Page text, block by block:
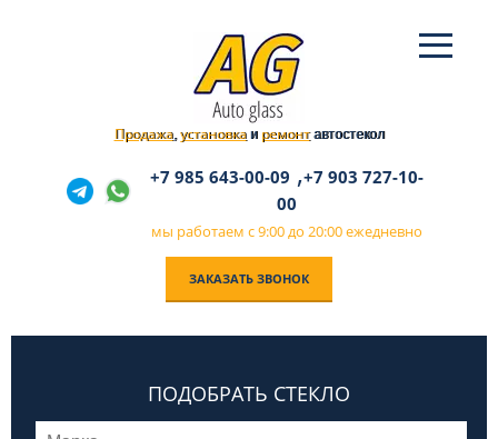
Продажа,установкаи ремонтавтостекол
+7 985 643-00-09 ,+7 903 727-10-
00
мы работаем с 9:00 до 20:00 ежедневно
ЗАКАЗАТЬ ЗВОНОК
ПОДОБРАТЬ СТЕКЛО